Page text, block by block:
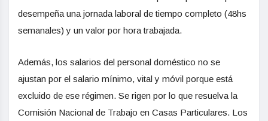
desempeña una jornada laboral de tiempo completo (48hs
semanales) y un valor por hora trabajada.
Además, los salarios del personal doméstico no se
ajustan por el salario mínimo, vital y móvil porque está
excluido de ese régimen. Se rigen por lo que resuelva la
Comisión Nacional de Trabajo en Casas Particulares. Los